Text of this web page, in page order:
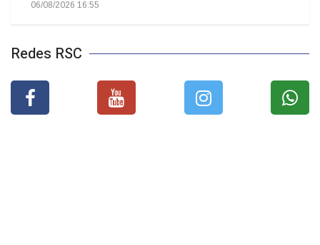
06/08/2026 16:55
Redes RSC